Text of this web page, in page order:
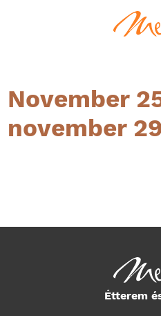
November
november
Étterem